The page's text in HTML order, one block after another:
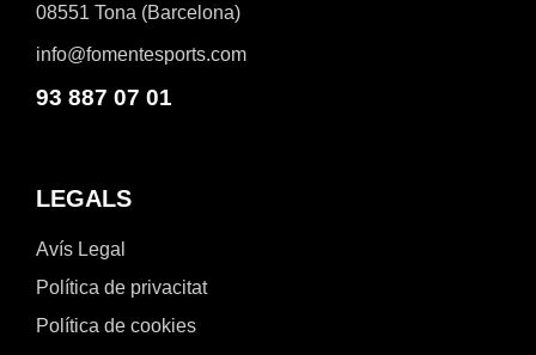
08551 Tona (Barcelona)
info@fomentesports.com
93 887 07 01
LEGALS
Avís Legal
Política de privacitat
Política de cookies